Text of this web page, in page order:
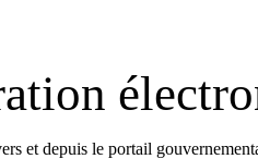
et depuis le portail